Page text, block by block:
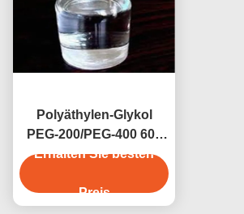
Polyäthylen-Glykol
PEG-200/PEG-400 600
4000 6000 8000 CAS
Erhalten Sie besten
Preis